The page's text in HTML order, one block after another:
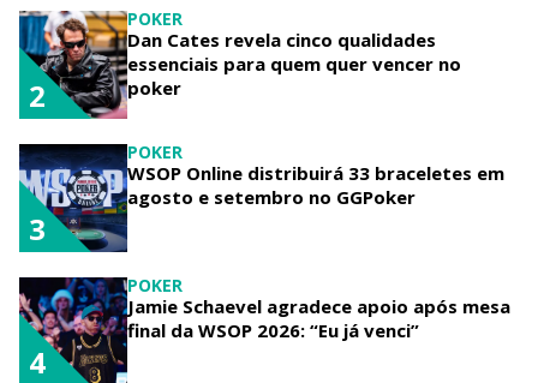
POKER
Dan Cates revela cinco qualidades
essenciais para quem quer vencer no
poker
2
POKER
WSOP Online distribuirá 33 braceletes em
agosto e setembro no GGPoker
3
POKER
Jamie Schaevel agradece apoio após mesa
final da WSOP 2026: “Eu já venci”
4